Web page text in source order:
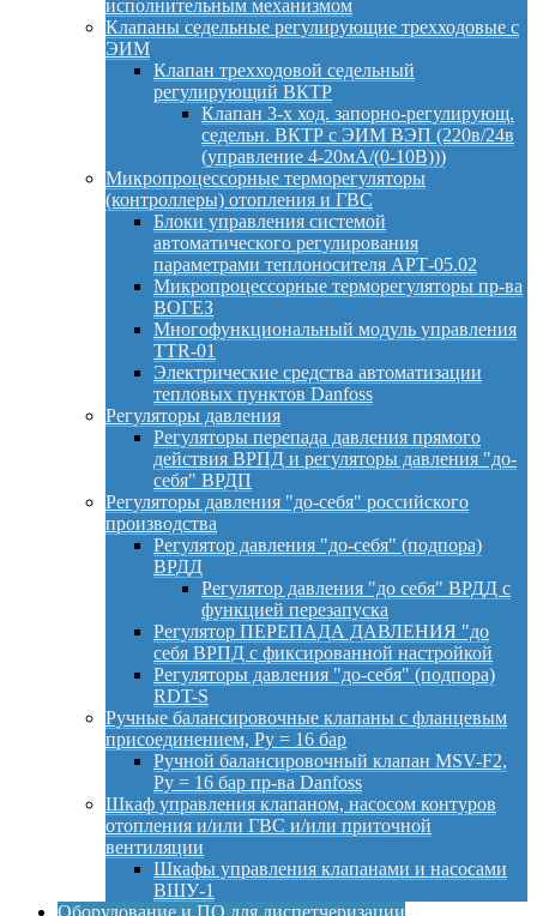
исполнительным механизмом
Клапаны седельные регулирующие трехходовые с
ЭИМ
Клапан трехходовой седельный
регулирующий ВКТР
Клапан 3-х ход. запорно-регулирующ.
седельн. ВКТР с ЭИМ ВЭП (220в/24в
(управление 4-20мА/(0-10В)))
Микропроцессорные терморегуляторы
(контроллеры) отопления и ГВС
Блоки управления системой
автоматического регулирования
параметрами теплоносителя АРТ-05.02
Микропроцессорные терморегуляторы пр-ва
ВОГЕЗ
Многофункциональный модуль управления
TTR-01
Электрические средства автоматизации
тепловых пунктов Danfoss
Регуляторы давления
Регуляторы перепада давления прямого
действия ВРПД и регуляторы давления "до-
себя" ВРДП
Регуляторы давления "до-себя" российского
производства
Регулятор давления "до-себя" (подпора)
ВРДД
Регулятор давления "до себя" ВРДД с
функцией перезапуска
Регулятор ПЕРЕПАДА ДАВЛЕНИЯ "до
себя ВРПД с фиксированной настройкой
Регуляторы давления "до-себя" (подпора)
RDT-S
Ручные балансировочные клапаны с фланцевым
присоединением, Py = 16 бар
Ручной балансировочный клапан MSV-F2,
Py = 16 бар пр-ва Danfoss
Шкаф управления клапаном, насосом контуров
отопления и/или ГВС и/или приточной
вентиляции
Шкафы управления клапанами и насосами
ВШУ-1
Оборудование и ПО для диспетчеризации